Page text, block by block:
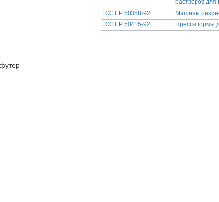
растворов для
ГОСТ Р 50358-92
Машины
ГОСТ Р 50415-92
Пресс-формы
футер